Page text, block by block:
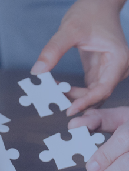
组织机构
科研平台
部门简介
行业资质